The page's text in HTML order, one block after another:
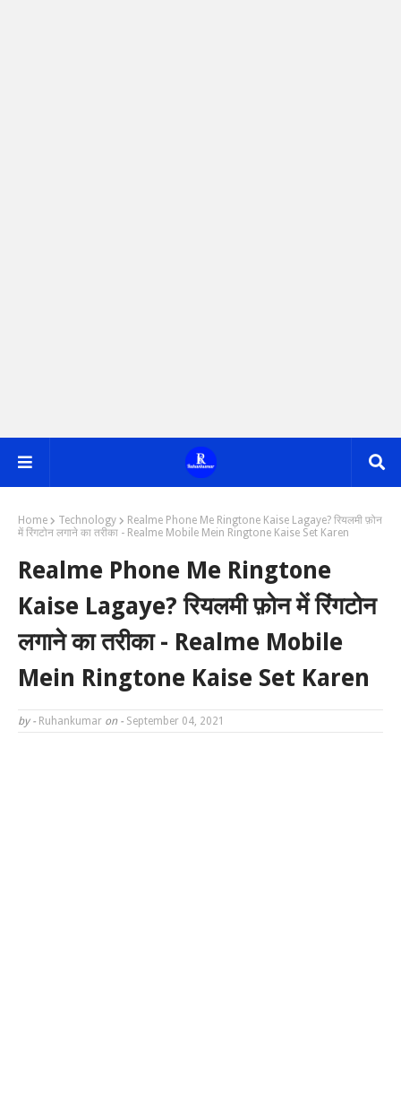
Home Technology
Realme Phone Me Ringtone Kaise Lagaye? रियलमी फ़ोन
में रिंगटोन लगाने का तरीका - Realme Mobile Mein Ringtone Kaise Set Karen
Realme Phone Me Ringtone
Kaise Lagaye? रियलमी फ़ोन में रिंगटोन
लगाने का तरीका - Realme Mobile
Mein Ringtone Kaise Set Karen
by - Ruhankumar on - September 04, 2021